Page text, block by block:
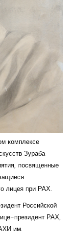
комплексе
Зураба
посвященные
лицея при РАХ.
Российской
президент РАХ,
им.